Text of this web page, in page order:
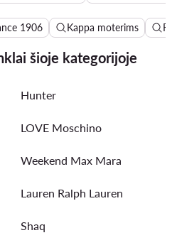
1906 Kappa moterims
šioje kategorijoje
Hunter
LOVE Moschino
Weekend Max Mara
Lauren Ralph Lauren
Shaq